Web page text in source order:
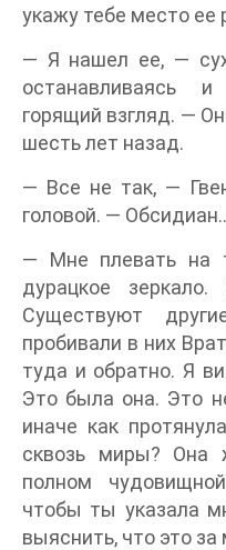
укажу тебе место
— Я нашел ее, —
останавливаясь
горящий взгляд. —
шесть лет назад.
— Все не так, —
головой. —
— Мне плевать на
дурацкое
Существуют
пробивали в них
туда и обратно. Я
Это была она. Это
иначе как
сквозь миры? Она
полном
чтобы ты указала
выяснить, что это за